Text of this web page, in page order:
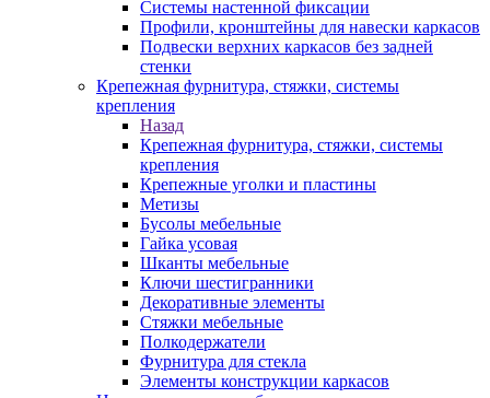
Системы настенной фиксации
Профили, кронштейны для навески каркасов
Подвески верхних каркасов без задней
стенки
Крепежная фурнитура, стяжки, системы
крепления
Назад
Крепежная фурнитура, стяжки, системы
крепления
Крепежные уголки и пластины
Метизы
Бусолы мебельные
Гайка усовая
Шканты мебельные
Ключи шестигранники
Декоративные элементы
Стяжки мебельные
Полкодержатели
Фурнитура для стекла
Элементы конструкции каркасов